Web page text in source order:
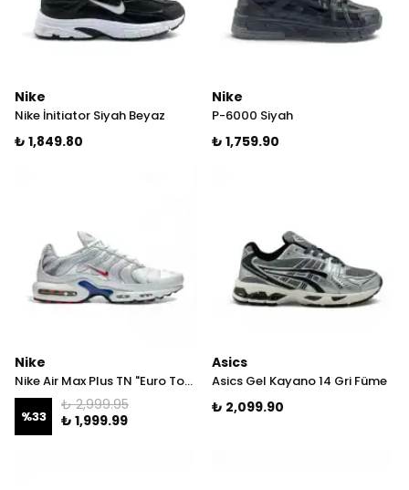
Nike
Nike İnitiator Siyah Beyaz
₺ 1,849.80
Nike
P-6000 Siyah
₺ 1,759.90
Nike
Nike Air Max Plus TN "Euro Tour" 40 İNDİRİM!
%33
₺ 2,999.95
₺ 1,999.99
Asics
Asics Gel Kayano 14 Gri Füme
₺ 2,099.90